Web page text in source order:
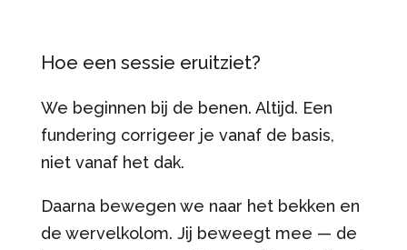
Hoe een sessie eruitziet?
We beginnen bij de benen. Altijd. Een
fundering corrigeer je vanaf de basis,
niet vanaf het dak.
Daarna bewegen we naar het bekken en
de wervelkolom. Jij beweegt mee — de